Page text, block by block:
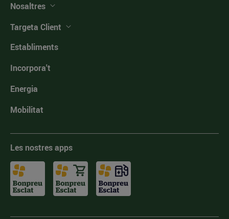
Nosaltres
Targeta Client
Establiments
Incorpora't
Energia
Mobilitat
Les nostres apps